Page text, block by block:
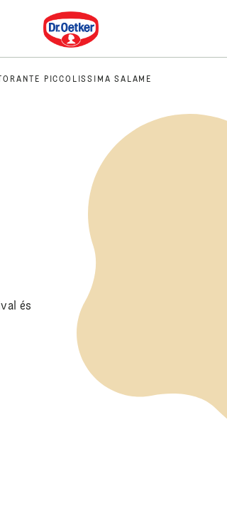
Dr. Oetker
PICCOLISSIMA SALAME
és